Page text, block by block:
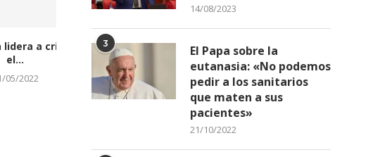
Premian a los ganadores en
torneo de boliche...
24/02/2022
El béisbol y la mafia en
31/10/2022
14/08/2023
3
El Papa sobre la
eutanasia: «No podemos
pedir a los sanitarios
que maten a sus
pacientes»
21/10/2022